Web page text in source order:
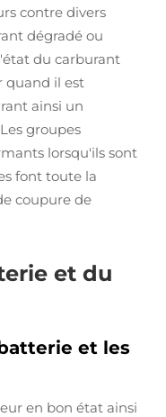
contre divers
dégradé ou
du carburant
quand il est
ainsi un
groupes
lorsqu'ils sont
font toute la
coupure de
et du
et les
en bon état ainsi